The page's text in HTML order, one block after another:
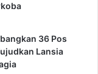
36 Pos
Lansia